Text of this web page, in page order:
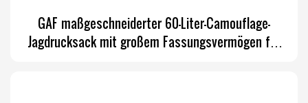
GAF maßgeschneiderter 60-Liter-Camouflage-
Jagdrucksack mit großem Fassungsvermögen für